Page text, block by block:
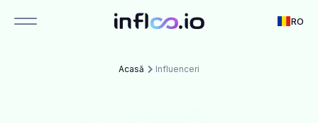
RO
Acasă Influenceri